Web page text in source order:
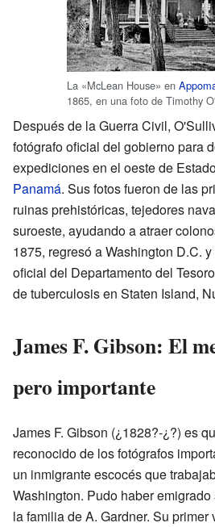
La «McLean House» en
1865, en una foto de Timothy
Después de la Guerra Civil,
fotógrafo oficial del gobierno para
expediciones en el oeste de
Panamá. Sus fotos fueron de las
ruinas prehistóricas, tejedores
suroeste, ayudando a atraer
1875, regresó a Washington D.C.
oficial del Departamento del
de tuberculosis en Staten Island,
James F. Gibson: El
pero importante
James F. Gibson (¿1828?-¿?) es
reconocido de los fotógrafos
un inmigrante escocés que
Washington. Pudo haber
la familia de A. Gardner. Su